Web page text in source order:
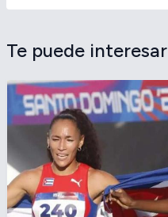
Te puede interesar